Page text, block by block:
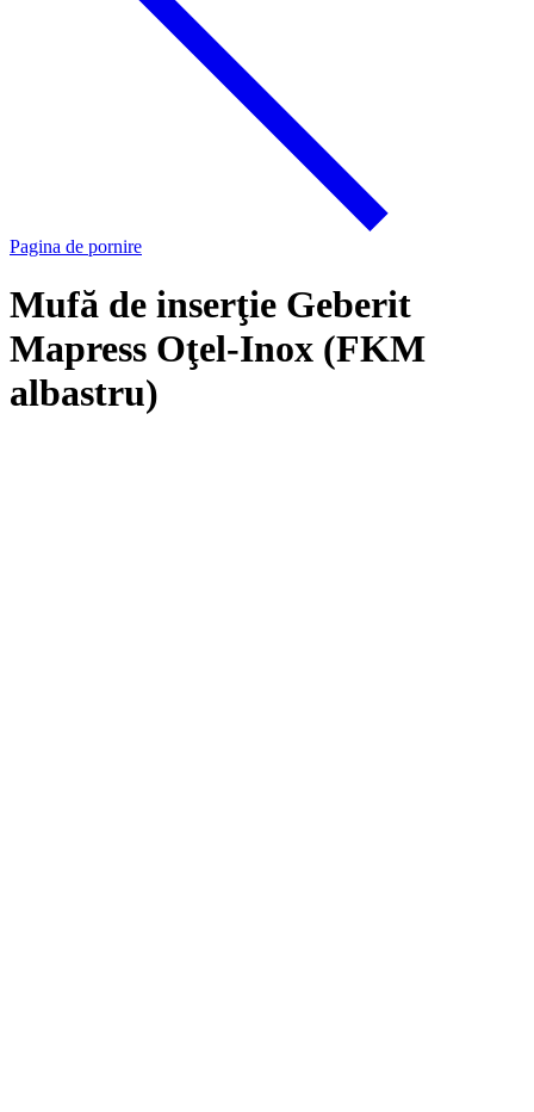
Pagina de pornire
Mufă de inserţie Geberit
Mapress Oţel-Inox (FKM
albastru)